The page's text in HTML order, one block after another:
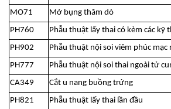
MO71
Mở bụng thăm dò
PH760
Phẫu thuật lấy thai có kèm các
PH902
Phẫu thuật nội soi viêm phúc
PH777
Phẫu thuật nội soi thai ngoài tử
CA349
Cắt u nang buồng trứng
PH821
Phẫu thuật lấy thai lần đầu